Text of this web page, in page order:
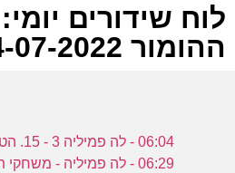
לוח שידורים
ההומור 04-07-2022
06:04 - לה פמיליה 3 - 15. הטלפון
06:29 - לה פמיליה - משחקי תפקידים